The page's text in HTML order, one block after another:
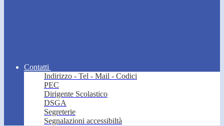
Contatti
Indirizzo - Tel - Mail - Codici
PEC
Dirigente Scolastico
DSGA
Segreterie
Segnalazioni accessibiltà